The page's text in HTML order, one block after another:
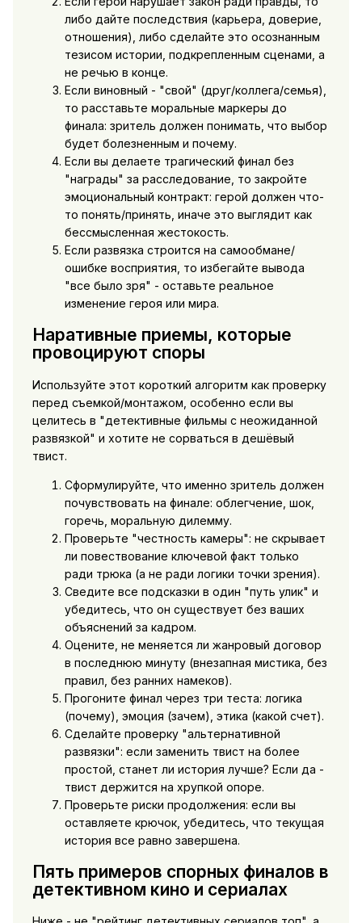
либо дайте последствия (карьера, доверие,
отношения), либо сделайте это осознанным
тезисом истории, подкрепленным сценами, а
не речью в конце.
Если виновный - "свой" (друг/коллега/семья),
то расставьте моральные маркеры до
финала: зритель должен понимать, что выбор
будет болезненным и почему.
Если вы делаете трагический финал без
"награды" за расследование, то закройте
эмоциональный контракт: герой должен что-
то понять/принять, иначе это выглядит как
бессмысленная жестокость.
Если развязка строится на самообмане/
ошибке восприятия, то избегайте вывода
"все было зря" - оставьте реальное
изменение героя или мира.
Наративные приемы, которые
провоцируют споры
Используйте этот короткий алгоритм как проверку
перед съемкой/монтажом, особенно если вы
целитесь в "детективные фильмы с неожиданной
развязкой" и хотите не сорваться в дешёвый
твист.
Сформулируйте, что именно зритель должен
почувствовать на финале: облегчение, шок,
горечь, моральную дилемму.
Проверьте "честность камеры": не скрывает
ли повествование ключевой факт только
ради трюка (а не ради логики точки зрения).
Сведите все подсказки в один "путь улик" и
убедитесь, что он существует без ваших
объяснений за кадром.
Оцените, не меняется ли жанровый договор
в последнюю минуту (внезапная мистика, без
правил, без ранних намеков).
Прогоните финал через три теста: логика
(почему), эмоция (зачем), этика (какой счет).
Сделайте проверку "альтернативной
развязки": если заменить твист на более
простой, станет ли история лучше? Если да -
твист держится на хрупкой опоре.
Проверьте риски продолжения: если вы
оставляете крючок, убедитесь, что текущая
история все равно завершена.
Пять примеров спорных финалов в
детективном кино и сериалах